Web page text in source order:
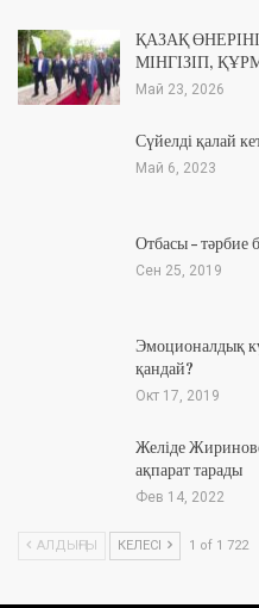
ҚАЗАҚ
МІНГІЗІП,
Май 23, 2026
Сүйелді қалай
Май 6, 2023
Отбасы – тәрбие
Сен 25, 2019
Эмоционалдық
қандай?
Окт 17, 2019
Желіде
ақпарат тарады
Фев 14, 2022
АЛДЫҢҒЫ КЕЛЕСІ 1 of 1 722